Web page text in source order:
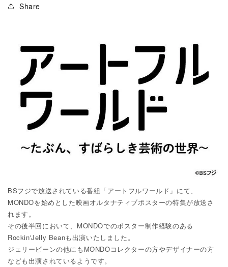
Share
BSフジで放送されている番組「アートフルワールド」にて、
MONDOを始めとした映画オルタナティブポスターの特集が放送さ
れます。
その後半回において、MONDOでのポスター制作経験のある
Rockin'Jelly Beanも出演いたしました。
ジェリービーンの他にもMONDOコレクターの方やデザイナーの方
なども出演されているようです。